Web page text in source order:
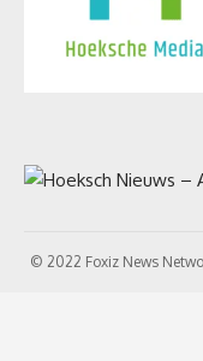
© 2022 Foxiz News